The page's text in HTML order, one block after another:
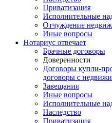
Приватизация
Исполнительные
Отчуждение
Иные вопросы
Нотариус отвечает
Брачные договоры
Доверенности
Договоры купли-
договоры с
Завещания
Иные вопросы
Исполнительные
Наследство
Приватизация